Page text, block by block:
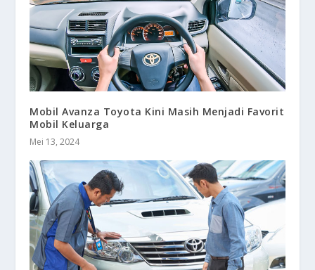
Mobil Avanza Toyota Kini Masih Menjadi Favorit
Mobil Keluarga
Mei 13, 2024